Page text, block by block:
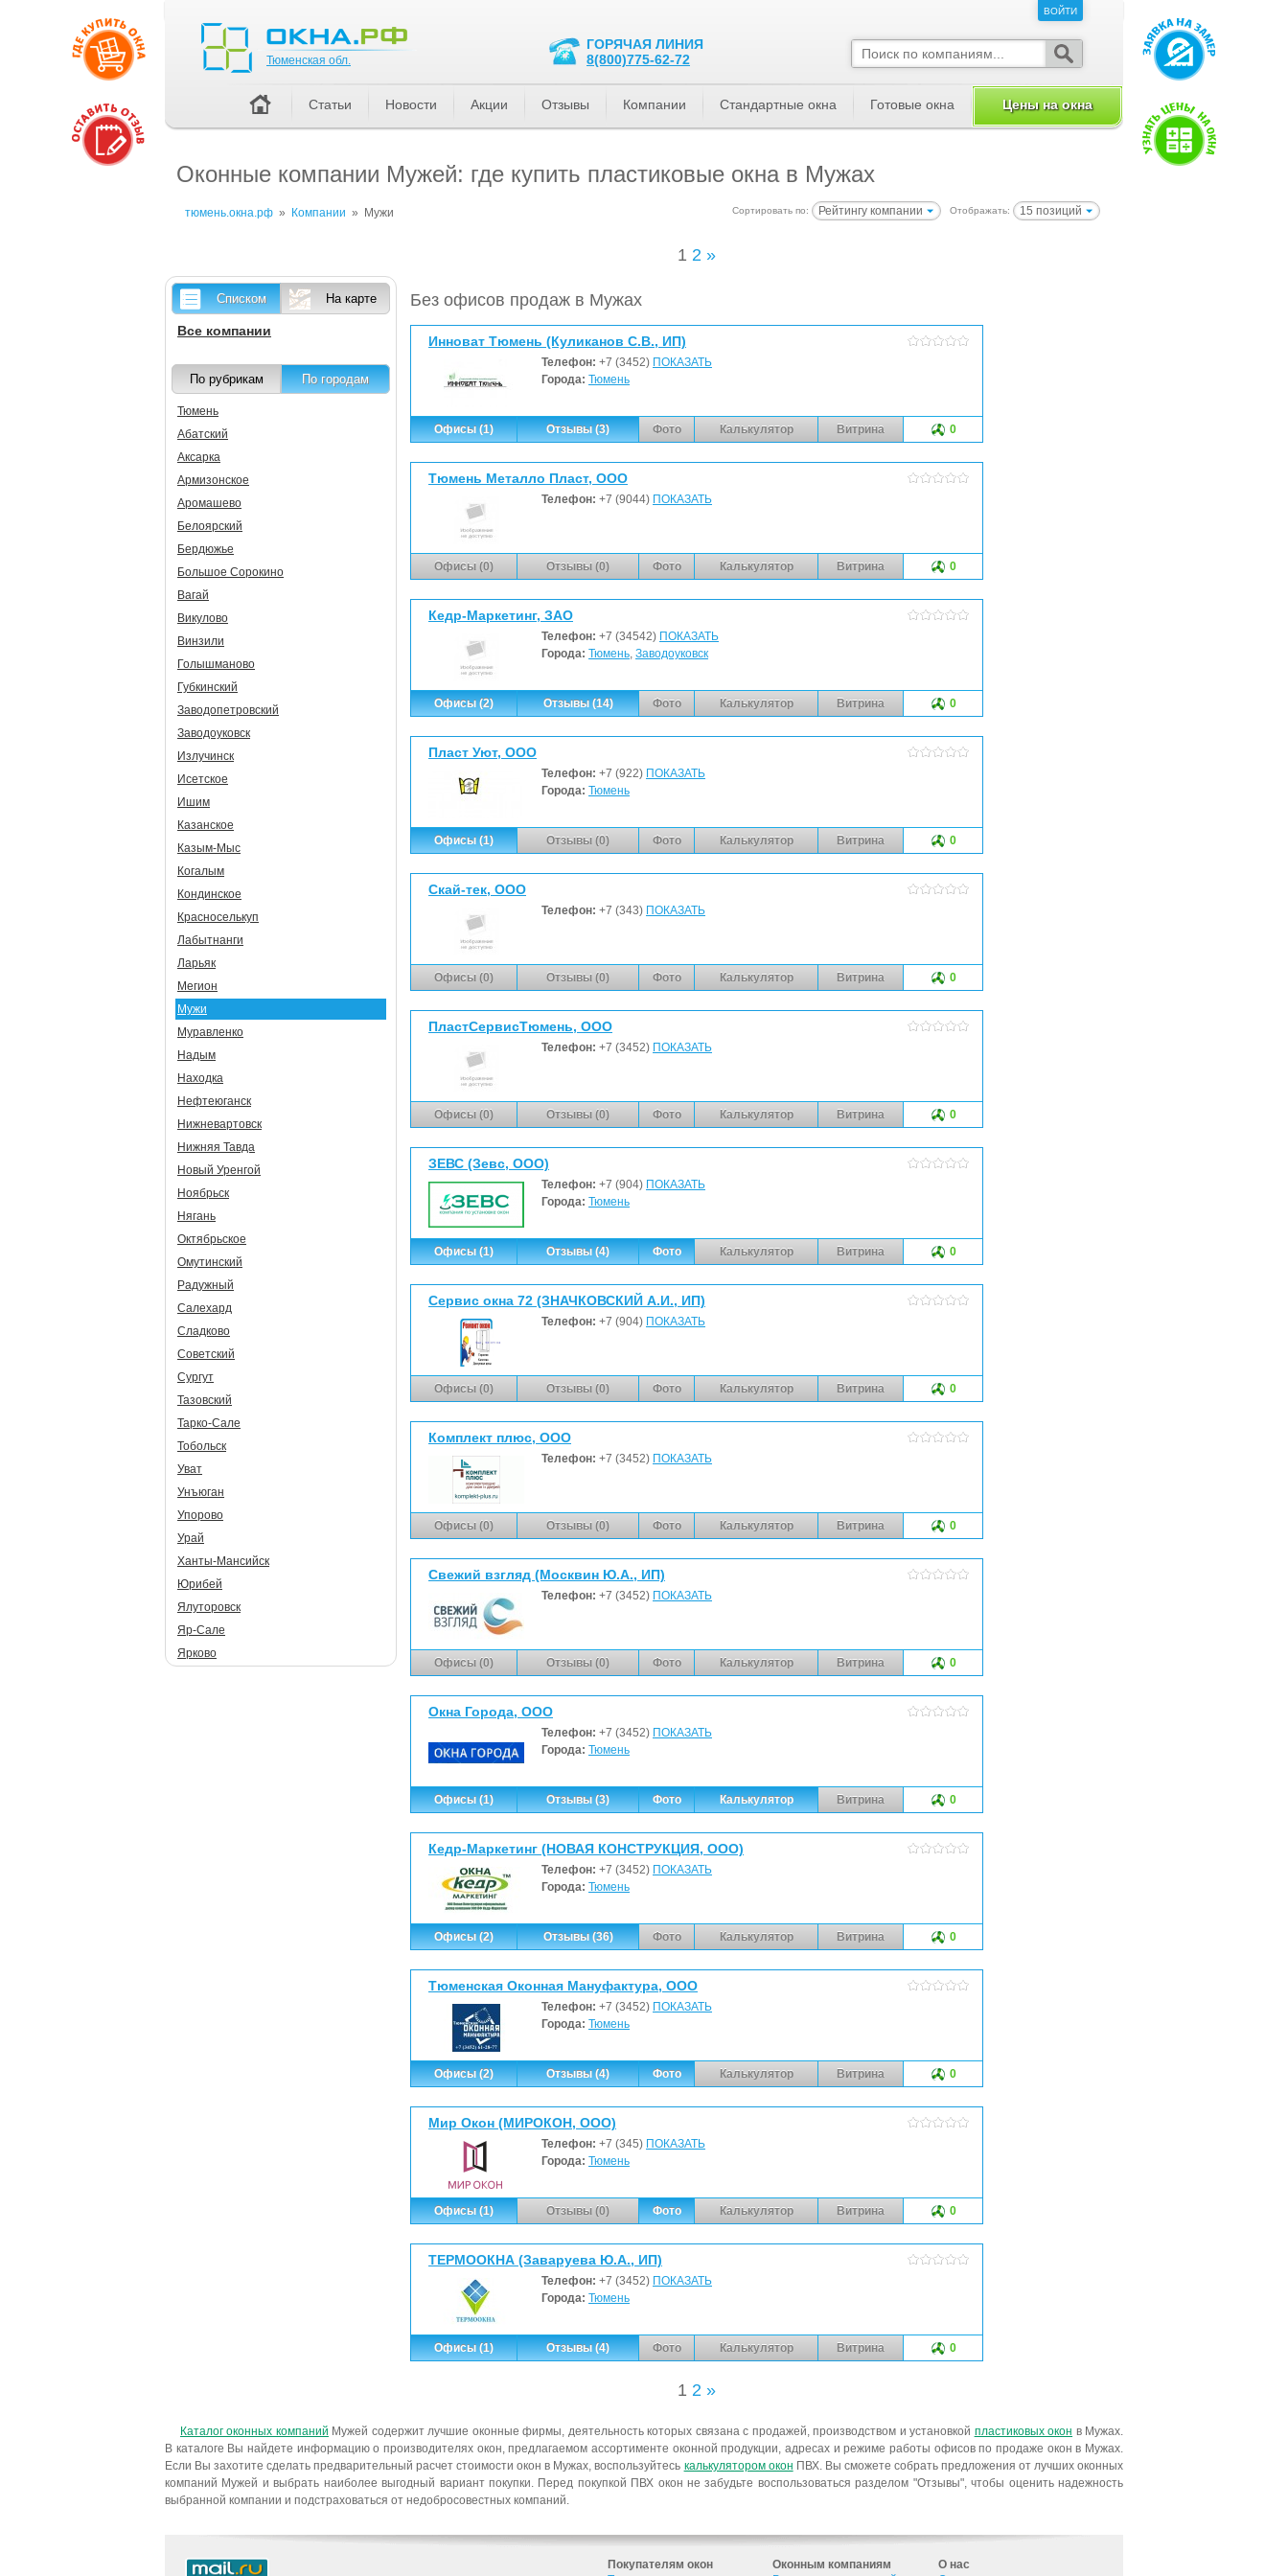
Оконные компании Мужей: где купить пластиковые окна в Мужах
Сортировать по: Рейтингу компании Отображать: 15 позиций
тюмень.окна.рф » Компании » Мужи
1 2 »
Без офисов продаж в Мужах
Инноват Тюмень (Куликанов С.В., ИП)
Телефон: +7 (3452) ПОКАЗАТЬ
Города: Тюмень
Офисы (1) Отзывы (3) Фото Калькулятор Витрина 0
Тюмень Металло Пласт, ООО
Телефон: +7 (9044) ПОКАЗАТЬ
Офисы (0) Отзывы (0) Фото Калькулятор Витрина 0
Кедр-Маркетинг, ЗАО
Телефон: +7 (34542) ПОКАЗАТЬ
Города: Тюмень, Заводоуковск
Офисы (2) Отзывы (14) Фото Калькулятор Витрина 0
Пласт Уют, ООО
Телефон: +7 (922) ПОКАЗАТЬ
Города: Тюмень
Офисы (1) Отзывы (0) Фото Калькулятор Витрина 0
Скай-тек, ООО
Телефон: +7 (343) ПОКАЗАТЬ
Офисы (0) Отзывы (0) Фото Калькулятор Витрина 0
ПластСервисТюмень, ООО
Телефон: +7 (3452) ПОКАЗАТЬ
Офисы (0) Отзывы (0) Фото Калькулятор Витрина 0
ЗЕВС (Зевс, ООО)
Телефон: +7 (904) ПОКАЗАТЬ
Города: Тюмень
Офисы (1) Отзывы (4) Фото Калькулятор Витрина 0
Сервис окна 72 (ЗНАЧКОВСКИЙ А.И., ИП)
Телефон: +7 (904) ПОКАЗАТЬ
Офисы (0) Отзывы (0) Фото Калькулятор Витрина 0
Комплект плюс, ООО
Телефон: +7 (3452) ПОКАЗАТЬ
Офисы (0) Отзывы (0) Фото Калькулятор Витрина 0
Свежий взгляд (Москвин Ю.А., ИП)
Телефон: +7 (3452) ПОКАЗАТЬ
Офисы (0) Отзывы (0) Фото Калькулятор Витрина 0
Окна Города, ООО
Телефон: +7 (3452) ПОКАЗАТЬ
Города: Тюмень
Офисы (1) Отзывы (3) Фото Калькулятор Витрина 0
Кедр-Маркетинг (НОВАЯ КОНСТРУКЦИЯ, ООО)
Телефон: +7 (3452) ПОКАЗАТЬ
Города: Тюмень
Офисы (2) Отзывы (36) Фото Калькулятор Витрина 0
Тюменская Оконная Мануфактура, ООО
Телефон: +7 (3452) ПОКАЗАТЬ
Города: Тюмень
Офисы (2) Отзывы (4) Фото Калькулятор Витрина 0
Мир Окон (МИРОКОН, ООО)
Телефон: +7 (345) ПОКАЗАТЬ
Города: Тюмень
Офисы (1) Отзывы (0) Фото Калькулятор Витрина 0
ТЕРМООКНА (Заваруева Ю.А., ИП)
Телефон: +7 (3452) ПОКАЗАТЬ
Города: Тюмень
Офисы (1) Отзывы (4) Фото Калькулятор Витрина 0
1 2 »
Списком На карте
Все компании
По рубрикам По городам
Тюмень
Абатский
Аксарка
Армизонское
Аромашево
Белоярский
Бердюжье
Большое Сорокино
Вагай
Викулово
Винзили
Голышманово
Губкинский
Заводопетровский
Заводоуковск
Излучинск
Исетское
Ишим
Казанское
Казым-Мыс
Когалым
Кондинское
Красноселькуп
Лабытнанги
Ларьяк
Мегион
Мужи
Муравленко
Надым
Находка
Нефтеюганск
Нижневартовск
Нижняя Тавда
Новый Уренгой
Ноябрьск
Нягань
Октябрьское
Омутинский
Радужный
Салехард
Сладково
Советский
Сургут
Тазовский
Тарко-Сале
Тобольск
Уват
Унъюган
Упорово
Урай
Ханты-Мансийск
Юрибей
Ялуторовск
Яр-Сале
Ярково
Каталог оконных компаний Мужей содержит лучшие оконные фирмы, деятельность которых связана с продажей, производством и установкой пластиковых окон в Мужах.
В каталоге Вы найдете информацию о производителях окон, предлагаемом ассортименте оконной продукции, адресах и режиме работы офисов по продаже окон в Мужах.
Если Вы захотите сделать предварительный расчет стоимости окон в Мужах, воспользуйтесь калькулятором окон ПВХ. Вы сможете собрать предложения от лучших оконных
компаний Мужей и выбрать наиболее выгодный вариант покупки. Перед покупкой ПВХ окон не забудьте воспользоваться разделом "Отзывы", чтобы оценить надежность
выбранной компании и подстраховаться от недобросовестных компаний.
ВОЙТИ
Тюменская обл.
ГОРЯЧАЯ ЛИНИЯ
8(800)775-62-72
Статьи Новости Акции Отзывы Компании Стандартные окна Готовые окна Цены на окна
ВОЙТИ
Покупателям окон Оконным компаниям
О нас